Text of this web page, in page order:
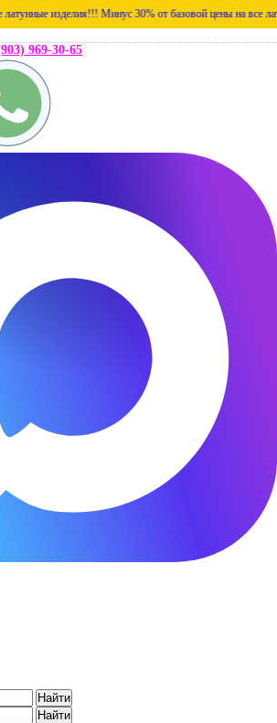
изделия!!! Минус 30% от базовой цены на все
969-30-65